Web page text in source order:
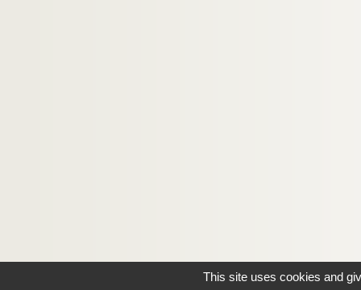
This site uses cookies and